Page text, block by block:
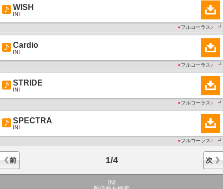
WISH
INI
●フルコーラス ♪ ┛
Cardio
INI
●フルコーラス ♪ ┛
STRIDE
INI
●フルコーラス ♪ ┛
SPECTRA
INI
●フルコーラス ♪ ┛
前 1/4 次
INI